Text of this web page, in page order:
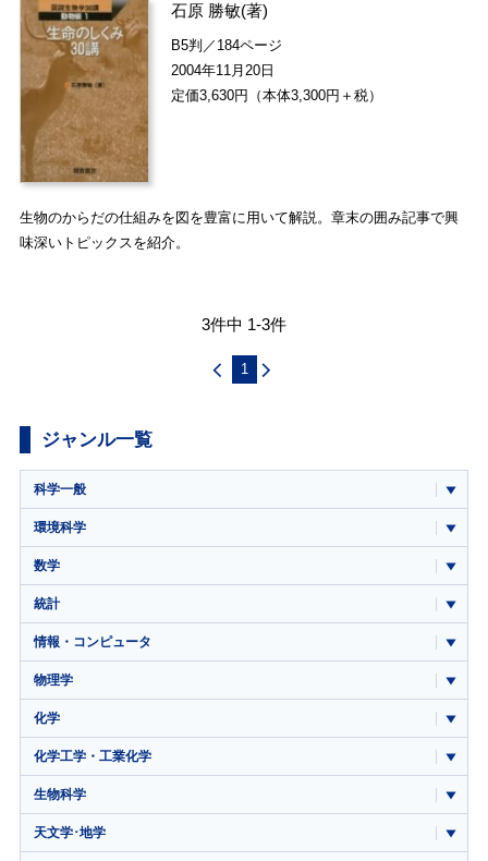
石原 勝敏(著)
B5判／184ページ
2004年11月20日
定価3,630円（本体3,300円＋税）
生物のからだの仕組みを図を豊富に用いて解説。章末の囲み記事で興
味深いトピックスを紹介。
3件中 1-3件
1
ジャンル一覧
科学一般
環境科学
数学
統計
情報・コンピュータ
物理学
化学
化学工学・工業化学
生物科学
天文学･地学